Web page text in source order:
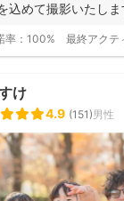
込めて撮影いたし
率： 100% 最終アクテ
け
4.9 (151)男性